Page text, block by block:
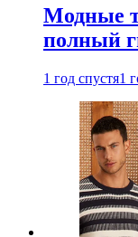
Модные
полный
1 год спустя1